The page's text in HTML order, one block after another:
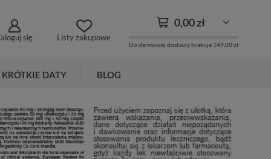
się Listy zakupowe
0,00 zł
Do darmowej dostawy brakuje 149,00 zł
KRÓTKIE DATY BLOG